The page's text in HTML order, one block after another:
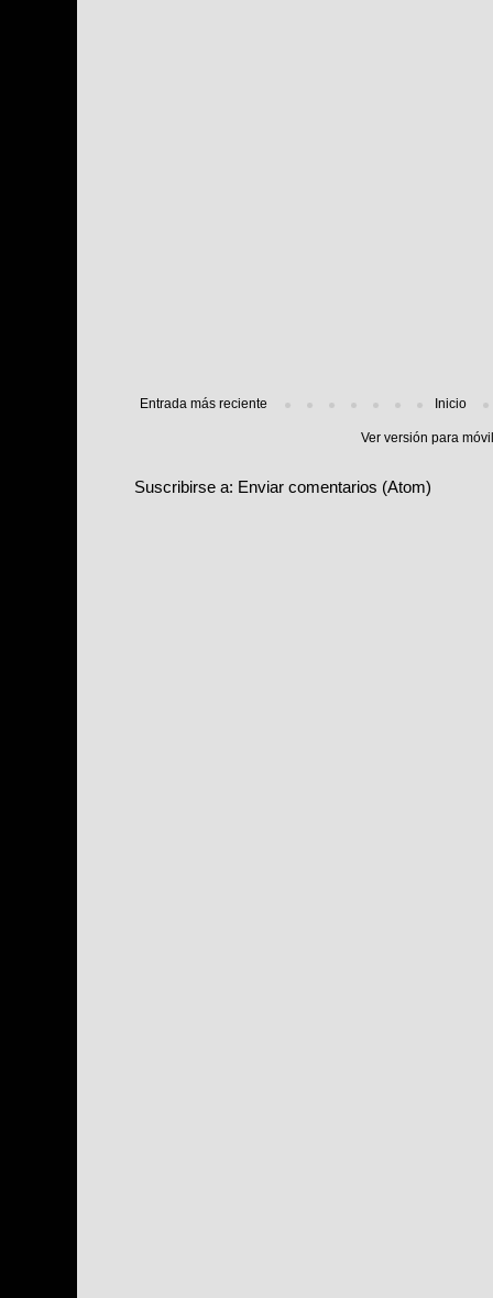
Entrada más reciente Inicio
Ver versión para
Suscribirse a: Enviar comentarios (Atom)